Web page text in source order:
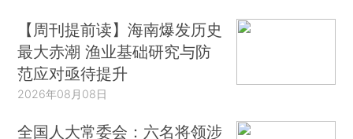
【周刊提前读】海南爆发历史
最大赤潮 渔业基础研究与防
范应对亟待提升
2026年08月08日
全国人大常委会：六名将领涉